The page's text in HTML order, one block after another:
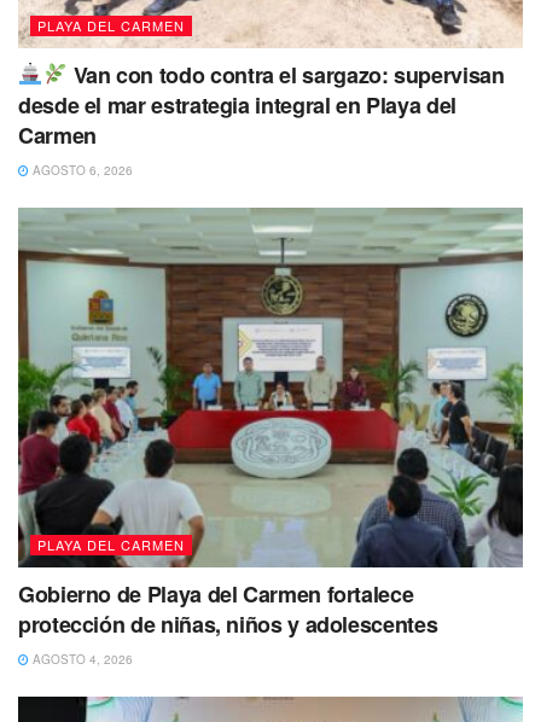
PLAYA DEL CARMEN
Van con todo contra el sargazo: supervisan
desde el mar estrategia integral en Playa del
Carmen
AGOSTO 6, 2026
PLAYA DEL CARMEN
Gobierno de Playa del Carmen fortalece
protección de niñas, niños y adolescentes
AGOSTO 4, 2026